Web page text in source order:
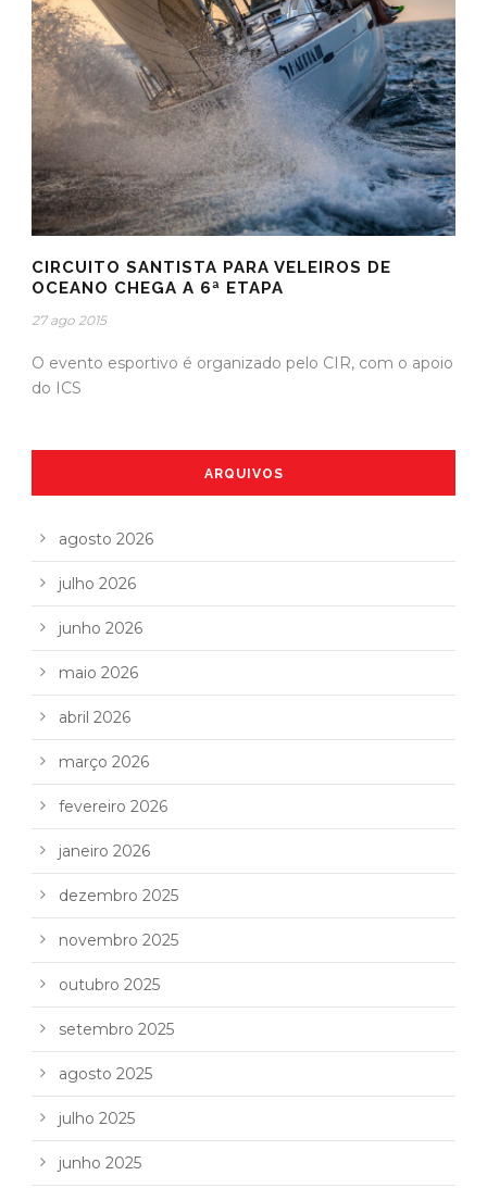
CIRCUITO SANTISTA PARA VELEIROS DE
OCEANO CHEGA A 6ª ETAPA
27 ago 2015
O evento esportivo é organizado pelo CIR, com o apoio
do ICS
ARQUIVOS
agosto 2026
julho 2026
junho 2026
maio 2026
abril 2026
março 2026
fevereiro 2026
janeiro 2026
dezembro 2025
novembro 2025
outubro 2025
setembro 2025
agosto 2025
julho 2025
junho 2025